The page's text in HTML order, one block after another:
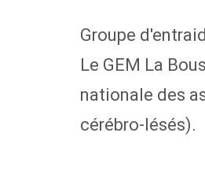
Groupe
Le GEM La
nationale des
cérébro-lésés).